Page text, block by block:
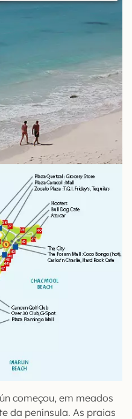
começou, em meados
da península. As praias